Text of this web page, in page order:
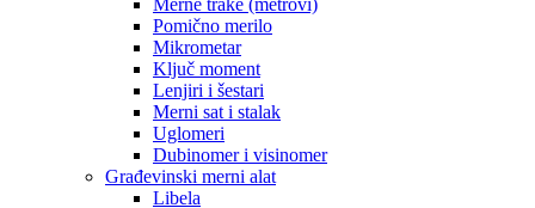
Pomično merilo
Mikrometar
Ključ moment
Lenjiri i šestari
Merni sat i stalak
Uglomeri
Dubinomer i visinomer
Građevinski merni alat
Libela